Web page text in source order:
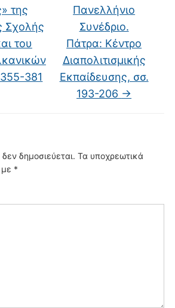
της
Σχολής
του
381
Πανελλήνιο
Συνέδριο.
Πάτρα: Κέντρο
Διαπολιτισμικής
Εκπαίδευσης, σσ.
193-206 →
δημοσιεύεται. Τα υποχρεωτικά
*